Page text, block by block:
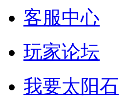
客服中心
玩家论坛
我要太阳石